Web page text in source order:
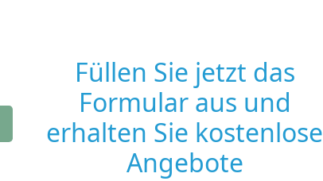
Füllen Sie jetzt das
Formular aus und
erhalten Sie kostenlose
Angebote